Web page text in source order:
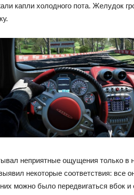
капли холодного пота. Желудок
неприятные ощущения только в
некоторые соответствия: все
можно было передвигаться вбок и